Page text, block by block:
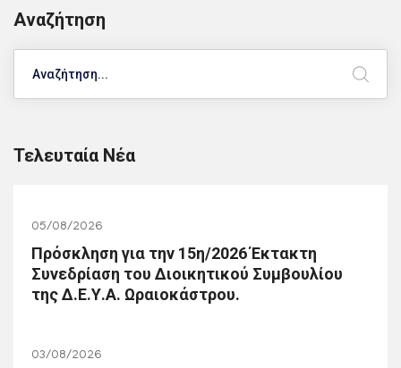
Αναζήτηση
Τελευταία Νέα
05/08/2026
Πρόσκληση για την 15η/2026 Έκτακτη
Συνεδρίαση του Διοικητικού Συμβουλίου
της Δ.Ε.Υ.Α. Ωραιοκάστρου.
03/08/2026